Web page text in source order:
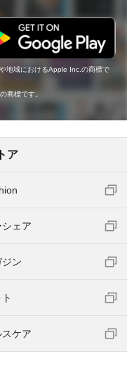
地域におけるApple Inc.の商標で
商標です。
ア
ェア
ン
ケア